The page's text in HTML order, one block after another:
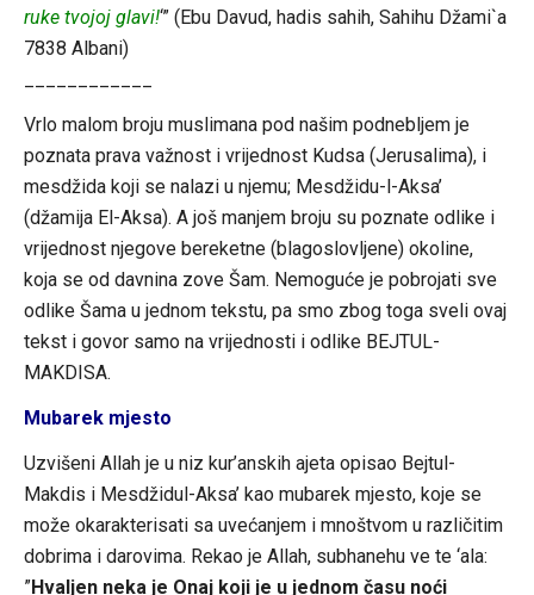
ruke tvojoj glavi!‘” (Ebu Davud, hadis sahih, Sahihu Džami`a
7838 Albani)
Vrlo malom broju muslimana pod našim podnebljem je
poznata prava važnost i vrijednost Kudsa (Jerusalima), i
mesdžida koji se nalazi u njemu; Mesdžidu-l-Aksa’
(džamija El-Aksa). A još manjem broju su poznate odlike i
vrijednost njegove bereketne (blagoslovljene) okoline,
koja se od davnina zove Šam. Nemoguće je pobrojati sve
odlike Šama u jednom tekstu, pa smo zbog toga sveli ovaj
tekst i govor samo na vrijednosti i odlike BEJTUL-
MAKDISA.
Mubarek mjesto
Uzvišeni Allah je u niz kur’anskih ajeta opisao Bejtul-
Makdis i Mesdžidul-Aksa’ kao mubarek mjesto, koje se
može okarakterisati sa uvećanjem i mnoštvom u različitim
dobrima i darovima. Rekao je Allah, subhanehu ve te ‘ala:
”Hvaljen neka je Onaj koji je u jednom času noći